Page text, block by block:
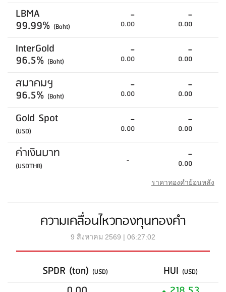
LBMA
99.99% (Baht)
-
0.00
-
0.00
InterGold
96.5% (Baht)
-
0.00
-
0.00
สมาคมฯ
96.5% (Baht)
-
0.00
-
0.00
Gold Spot
(USD)
-
0.00
-
0.00
ค่าเงินบาท
(USDTHB) - -
0.00
ราคาทองคำย้อนหลัง
ความเคลื่อนไหวกองทุนทองคำ
9 สิงหาคม 2569 | 06:27:02
SPDR (ton) (USD) HUI (USD)